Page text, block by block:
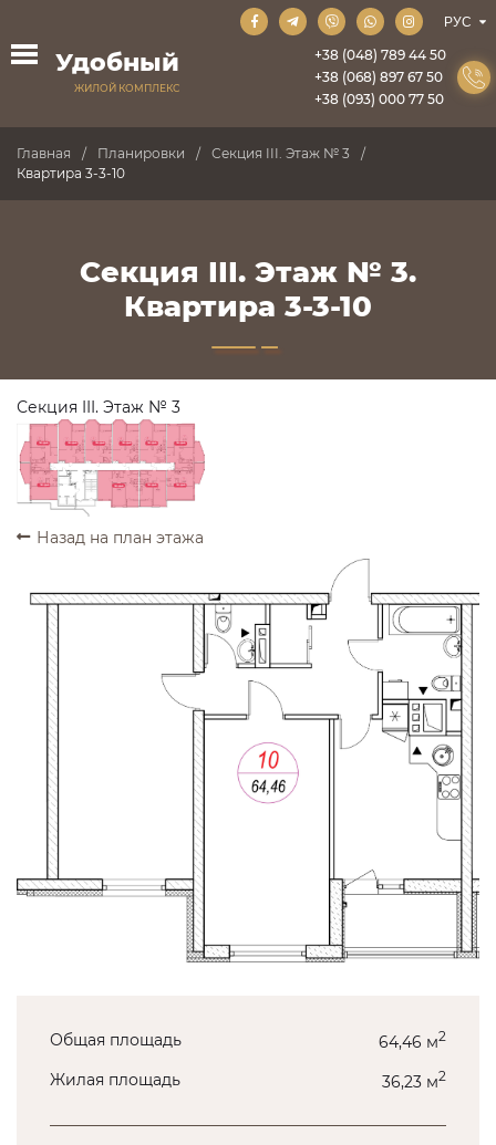
Удобный
ЖИЛОЙ КОМПЛЕКС
+38 (048) 789 44 50
+38 (068) 897 67 50
+38 (093) 000 77 50
Главная Планировки
Секция III. Этаж № 3
Квартира 3-3-10
Секция III. Этаж № 3.
Квартира 3-3-10
Секция III. Этаж № 3
ПРОДАНО
ПРОДАНО ПРОДАНО ПРОДАНО ПРОДАНО ПРОДАНО ПРОДАНО
ПРОДАНО
ПРОДАНО
ПРОДАНО
Назад на план этажа
Общая площадь 64,46 м2
Жилая площадь 36,23 м2